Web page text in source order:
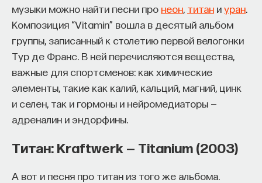
музыки можно найти песни про неон титан иуран
Композиция “Vitamin” вошла в десятый альбом
группы, записанный к столетию первой велогонки
Тур де Франс. В ней перечисляются вещества,
важные для спортсменов: как химические
элементы, такие как калий, кальций, магний, цинк
и селен, так и гормоны и нейромедиаторы —
адреналин и эндорфины.
Титан: Kraftwerk — Titanium (2003)
А вот и песня про титан из того же альбома.